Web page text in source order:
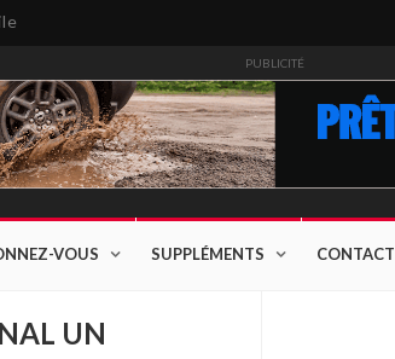
PUBLICITÉ
VOUS SUPPLÉMENTS CONTACT
UN